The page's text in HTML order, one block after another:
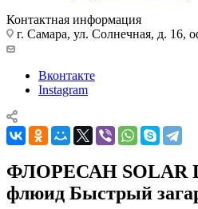
Контактная информация
г. Самара, ул. Солнечная, д. 16,
Вконтакте
Instagram
ФЛОРЕСАН SOLAR
флюид Быстрый